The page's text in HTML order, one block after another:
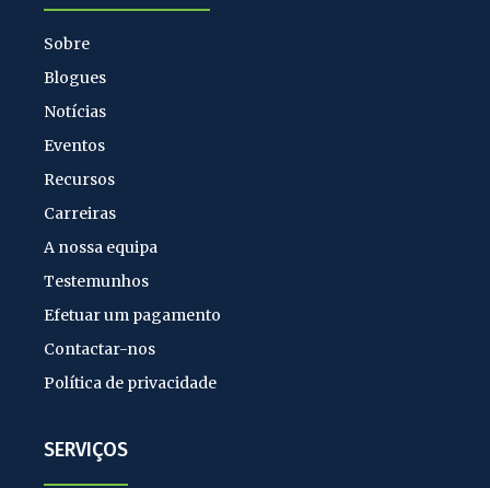
Sobre
Blogues
Notícias
Eventos
Recursos
Carreiras
A nossa equipa
Testemunhos
Efetuar um pagamento
Contactar-nos
Política de privacidade
SERVIÇOS